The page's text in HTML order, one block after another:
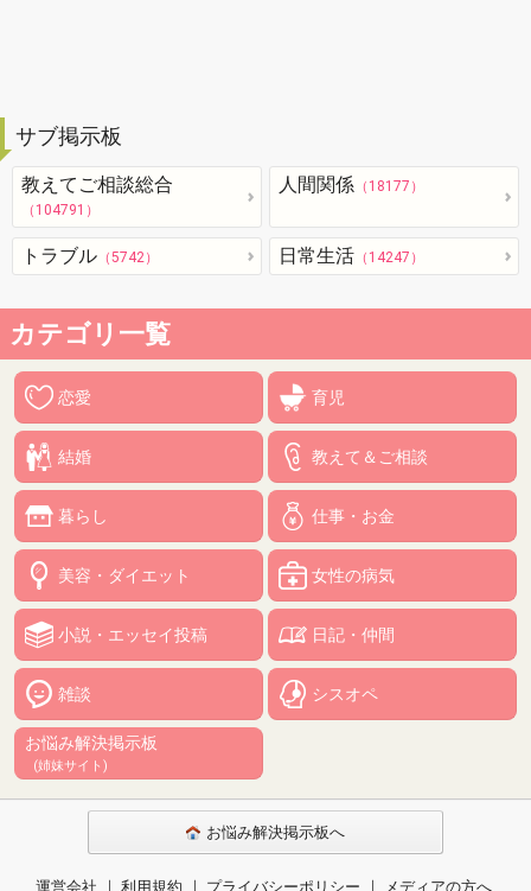
サブ掲示板
教えてご相談総合
（104791）
人間関係 （18177）
トラブル （5742） 日常生活 （14247）
カテゴリ一覧
恋愛 育児
結婚 教えて＆ご相談
暮らし 仕事・お金
美容・ダイエット 女性の病気
小説・エッセイ投稿 日記・仲間
雑談 シスオペ
お悩み解決掲示板
(姉妹サイト)
お悩み解決掲示板へ
運営会社 利用規約 プライバシーポリシー メディアの方へ